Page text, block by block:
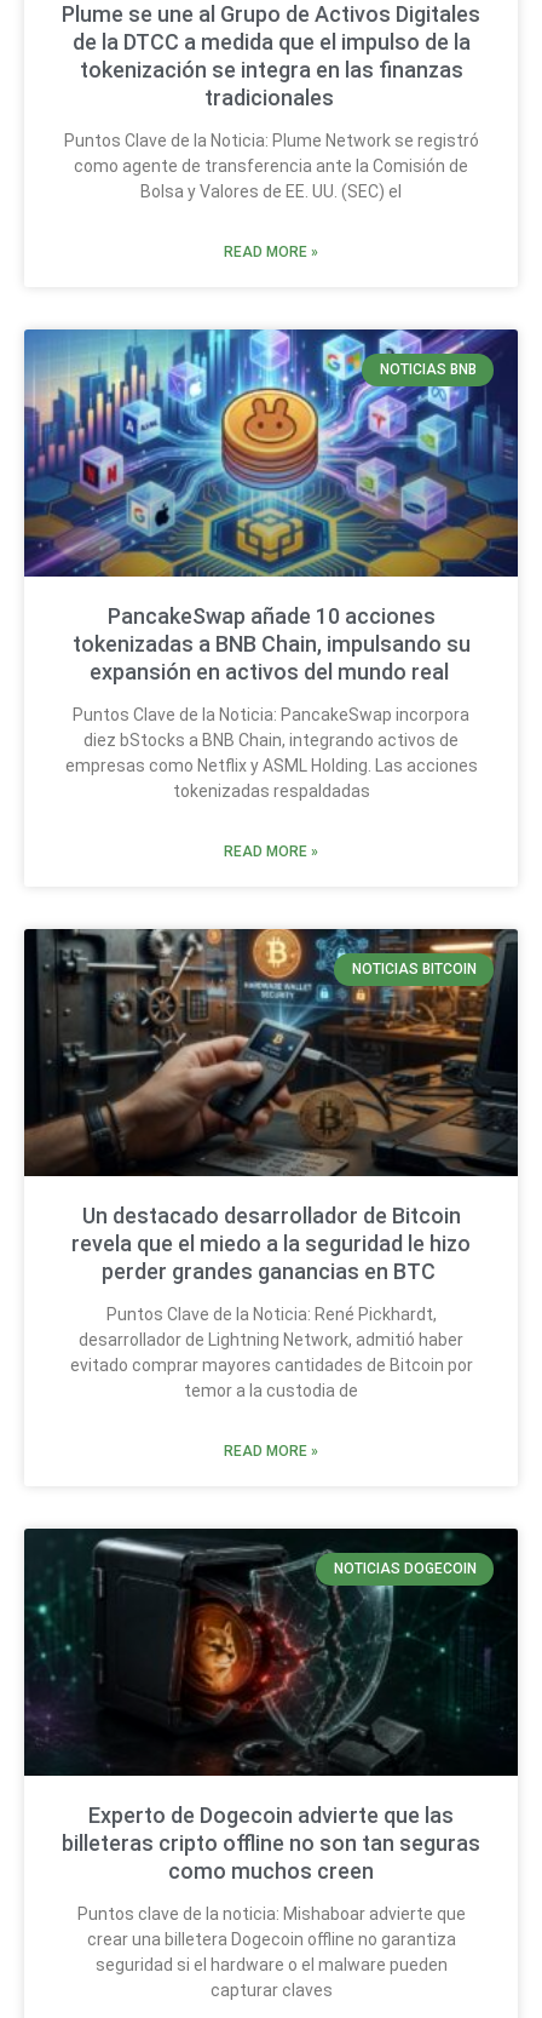
Plume se une al Grupo de Activos Digitales
de la DTCC a medida que el impulso de la
tokenización se integra en las finanzas
tradicionales
Puntos Clave de la Noticia: Plume Network se registró
como agente de transferencia ante la Comisión de
Bolsa y Valores de EE. UU. (SEC) el
READ MORE »
NOTICIAS BNB
PancakeSwap añade 10 acciones
tokenizadas a BNB Chain, impulsando su
expansión en activos del mundo real
Puntos Clave de la Noticia: PancakeSwap incorpora
diez bStocks a BNB Chain, integrando activos de
empresas como Netflix y ASML Holding. Las acciones
tokenizadas respaldadas
READ MORE »
NOTICIAS BITCOIN
Un destacado desarrollador de Bitcoin
revela que el miedo a la seguridad le hizo
perder grandes ganancias en BTC
Puntos Clave de la Noticia: René Pickhardt,
desarrollador de Lightning Network, admitió haber
evitado comprar mayores cantidades de Bitcoin por
temor a la custodia de
READ MORE »
NOTICIAS DOGECOIN
Experto de Dogecoin advierte que las
billeteras cripto offline no son tan seguras
como muchos creen
Puntos clave de la noticia: Mishaboar advierte que
crear una billetera Dogecoin offline no garantiza
seguridad si el hardware o el malware pueden
capturar claves